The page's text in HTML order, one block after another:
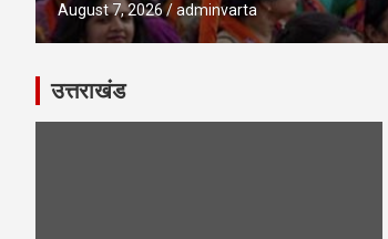
August 7, 2026 adminvarta
उत्तराखंड